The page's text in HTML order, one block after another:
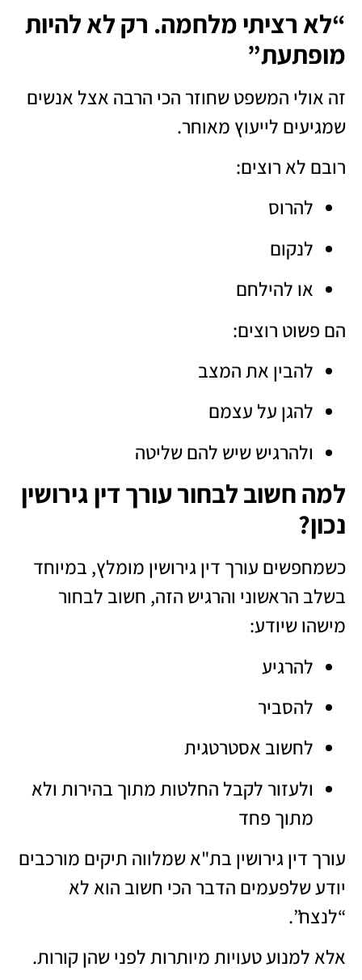
“לא רציתי מלחמה. רק לא להיות
מופתעת”
זה אולי המשפט שחוזר הכי הרבה אצל אנשים
שמגיעים לייעוץ מאוחר.
רובם לא רוצים:
להרוס
לנקום
או להילחם
הם פשוט רוצים:
להבין את המצב
להגן על עצמם
ולהרגיש שיש להם שליטה
למה חשוב לבחור עורך דין גירושין
נכון?
כשמחפשים עורך דין גירושין מומלץ, במיוחד
בשלב הראשוני והרגיש הזה, חשוב לבחור
מישהו שיודע:
להרגיע
להסביר
לחשוב אסטרטגית
ולעזור לקבל החלטות מתוך בהירות ולא
מתוך פחד
עורך דין גירושין בת"א שמלווה תיקים מורכבים
יודע שלפעמים הדבר הכי חשוב הוא לא
“לנצח”.
אלא למנוע טעויות מיותרות לפני שהן קורות.